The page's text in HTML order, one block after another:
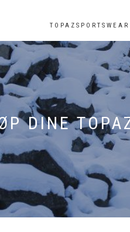
TOPAZSPORTSWEAR
DINE